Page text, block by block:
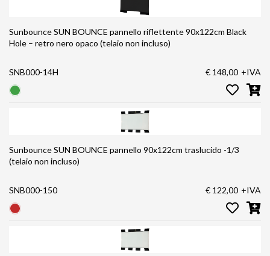
Sunbounce SUN BOUNCE pannello riflettente 90x122cm Black
Hole – retro nero opaco (telaio non incluso)
SNB000-14H € 148,00 +IVA
Sunbounce SUN BOUNCE pannello 90x122cm traslucido -1/3
(telaio non incluso)
SNB000-150 € 122,00 +IVA